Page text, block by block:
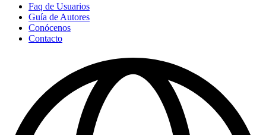
Faq de Usuarios
Guía de Autores
Conócenos
Contacto